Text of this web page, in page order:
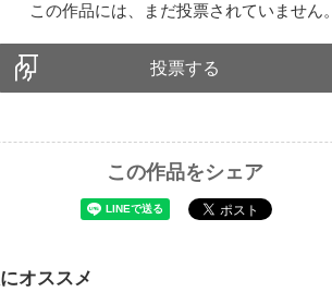
この作品には、まだ投票されていません。
投票する
この作品をシェア
オススメ